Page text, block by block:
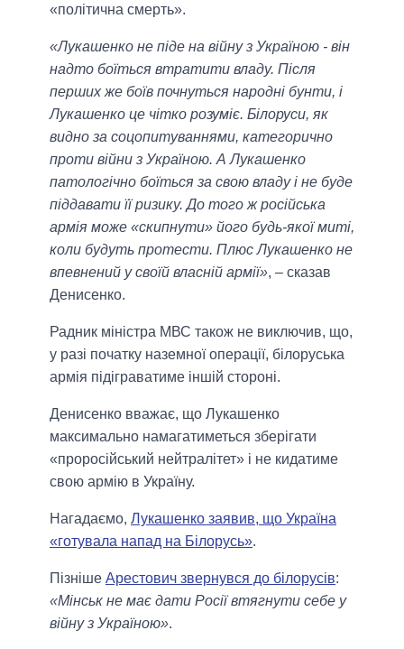
«політична смерть».
«Лукашенко не піде на війну з Україною - він
надто боїться втратити владу. Після
перших же боїв почнуться народні бунти, і
Лукашенко це чітко розуміє. Білоруси, як
видно за соцопитуваннями, категорично
проти війни з Україною. А Лукашенко
патологічно боїться за свою владу і не буде
піддавати її ризику. До того ж російська
армія може «скипнути» його будь-якої миті,
коли будуть протести. Плюс Лукашенко не
впевнений у своїй власній армії», – сказав
Денисенко.
Радник міністра МВС також не виключив, що,
у разі початку наземної операції, білоруська
армія підіграватиме іншій стороні.
Денисенко вважає, що Лукашенко
максимально намагатиметься зберігати
«проросійський нейтралітет» і не кидатиме
свою армію в Україну.
Нагадаємо, Лукашенко заявив, що Україна
«готувала напад на Білорусь».
Пізніше Арестович звернувся до білорусів:
«Мінськ не має дати Росії втягнути себе у
війну з Україною».